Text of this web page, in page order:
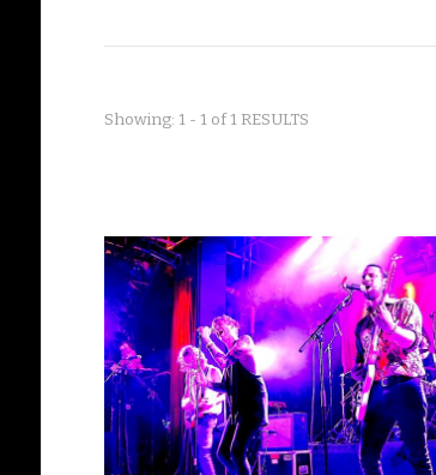
Showing: 1 - 1 of 1 RESULTS